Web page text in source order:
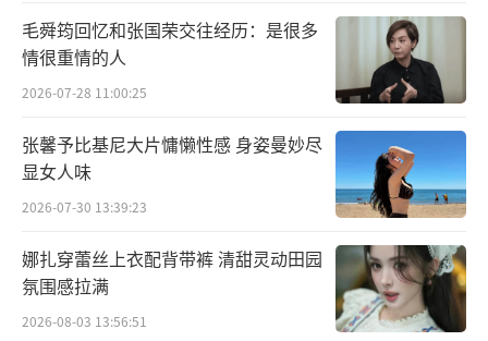
毛舜筠回忆和张国荣交往经历：是很多
情很重情的人
2026-07-28 11:00:25
张馨予比基尼大片慵懒性感 身姿曼妙尽
显女人味
2026-07-30 13:39:23
娜扎穿蕾丝上衣配背带裤 清甜灵动田园
氛围感拉满
2026-08-03 13:56:51